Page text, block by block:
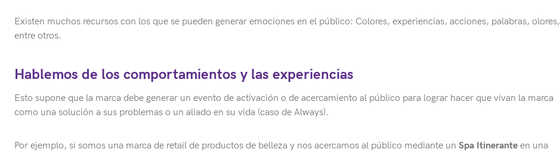
Existen muchos recursos con los que se pueden generar emociones en el público: Colores, experiencias, acciones, palabras, olores,
entre otros.
Hablemos de los comportamientos y las experiencias
Esto supone que la marca debe generar un evento de activación o de acercamiento al público para lograr hacer que vivan la marca
como una solución a sus problemas o un aliado en su vida (caso de Always).
Por ejemplo, si somos una marca de retail de productos de belleza y nos acercamos al público mediante un Spa Itinerante en una